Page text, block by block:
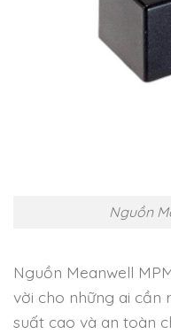
Nguồn
Nguồn Meanwell
vời cho những ai cần
suất cao và an toàn